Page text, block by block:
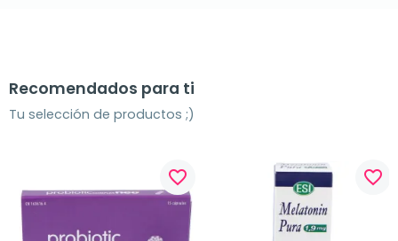
Recomendados para ti
Tu selección de productos ;)
favorite_border favorite_border